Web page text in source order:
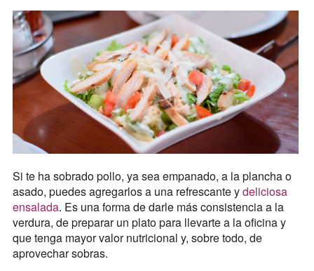
Si te ha sobrado pollo, ya sea empanado, a la plancha o
asado, puedes agregarlos a una refrescante ydeliciosa
ensalada. Es una forma de darle más consistencia a la
verdura, de preparar un plato para llevarte a la oficina y
que tenga mayor valor nutricional y, sobre todo, de
aprovechar sobras.